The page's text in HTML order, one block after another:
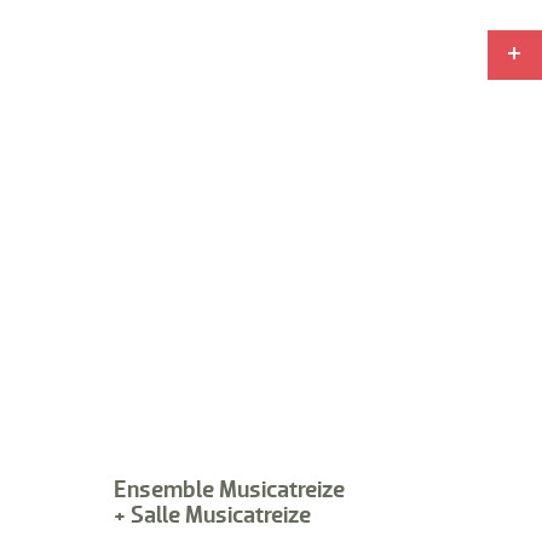
Ensemble Musicatreize
+ Salle Musicatreize